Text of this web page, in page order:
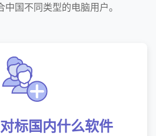
国不同类型的电脑用户。
标国内什么软件